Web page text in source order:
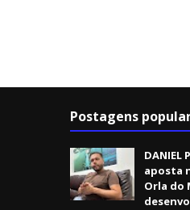
Postagens
DANIEL
aposta
Orla do